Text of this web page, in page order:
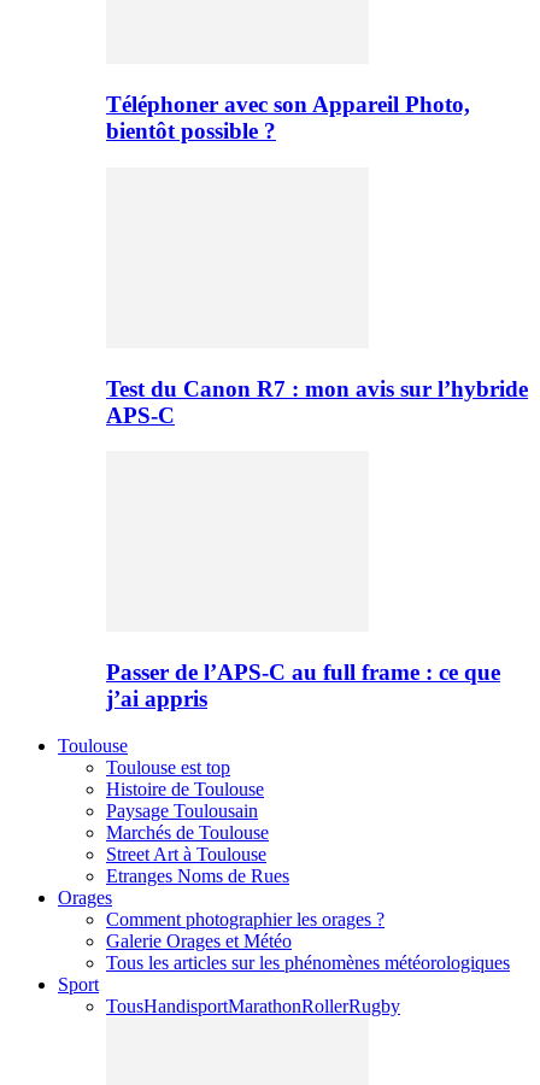
Téléphoner avec son Appareil Photo,
bientôt possible ?
Test du Canon R7 : mon avis sur l’hybride
APS-C
Passer de l’APS-C au full frame : ce que
j’ai appris
Toulouse
Toulouse est top
Histoire de Toulouse
Paysage Toulousain
Marchés de Toulouse
Street Art à Toulouse
Etranges Noms de Rues
Orages
Comment photographier les orages ?
Galerie Orages et Météo
Tous les articles sur les phénomènes météorologiques
Sport
TousHandisportMarathonRollerRugby